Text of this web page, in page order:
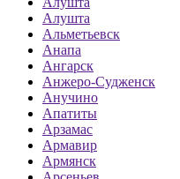
Алушта
Альметьевск
Анапа
Ангарск
Анжеро-Судженск
Анучино
Апатиты
Арзамас
Армавир
Армянск